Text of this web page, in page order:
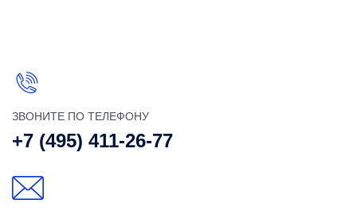
ЗВОНИТЕ ПО ТЕЛЕФОНУ
+7 (495) 411-26-77